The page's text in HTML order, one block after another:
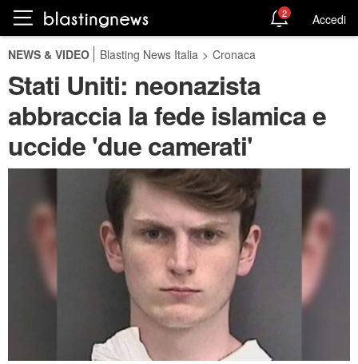
2 Accedi
NEWS & VIDEO Blasting News Italia > Cronaca
Stati Uniti: neonazista
abbraccia la fede islamica e
uccide 'due camerati'